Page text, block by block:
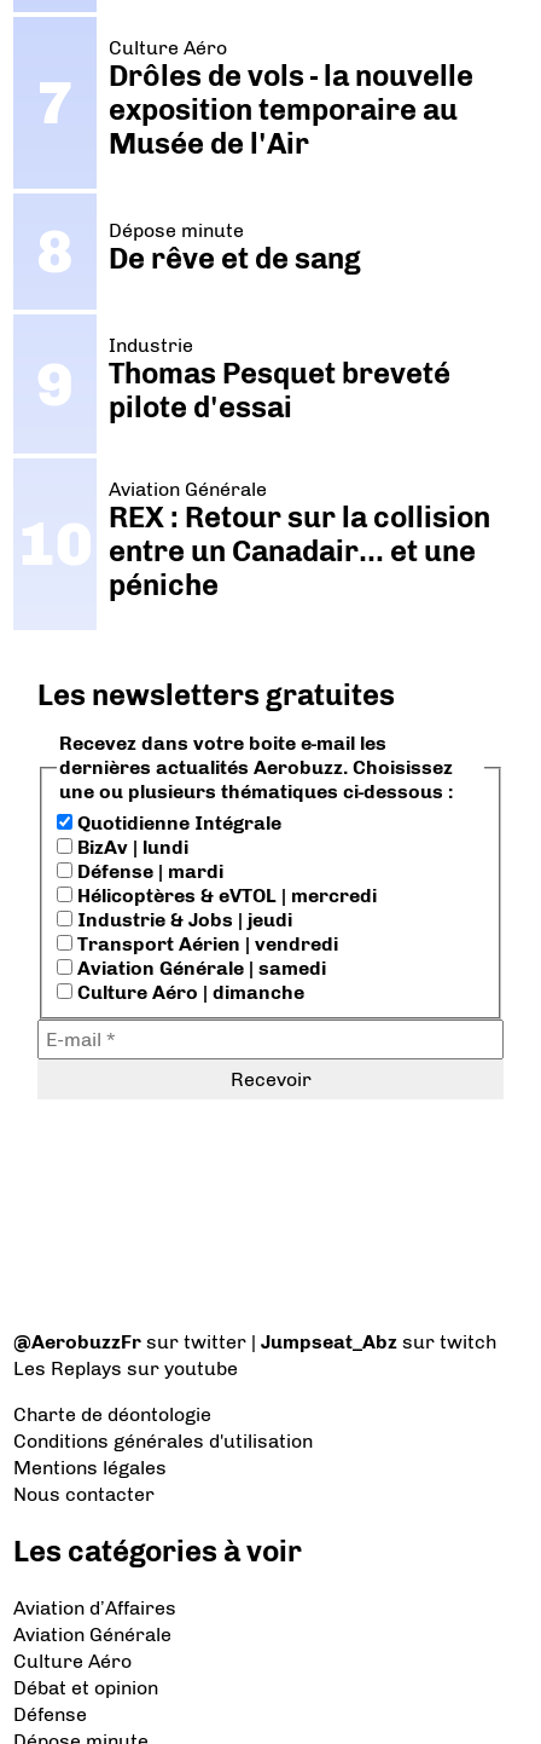
Culture Aéro
Drôles de vols - la nouvelle
exposition temporaire au
Musée de l'Air
Dépose minute
De rêve et de sang
Industrie
Thomas Pesquet breveté
pilote d'essai
Aviation Générale
REX : Retour sur la collision
entre un Canadair… et une
péniche
Les newsletters gratuites
Recevez dans votre boite e-mail les
dernières actualités Aerobuzz. Choisissez
une ou plusieurs thématiques ci-dessous :
Quotidienne Intégrale
BizAv | lundi
Défense | mardi
Hélicoptères & eVTOL | mercredi
Industrie & Jobs | jeudi
Transport Aérien | vendredi
Aviation Générale | samedi
Culture Aéro | dimanche
@AerobuzzFr sur twitter |Jumpseat_Abz sur twitch
Les Replays sur youtube
Charte de déontologie
Conditions générales d'utilisation
Mentions légales
Nous contacter
Les catégories à voir
Aviation d’Affaires
Aviation Générale
Culture Aéro
Débat et opinion
Défense